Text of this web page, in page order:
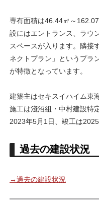
専有面積は46.44㎡～
設にはエントランス、ラウ
スペースが入ります。隣接
ネクトプラン」というプラ
が特徴となっています。
建築主はセキスイハイム東
施工は淺沼組・中村建設特
2023年5月1日、竣工は
過去の建設状況
→過去の建設状況